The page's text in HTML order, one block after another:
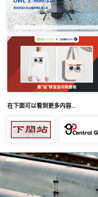
在下面可以看到更多内容…